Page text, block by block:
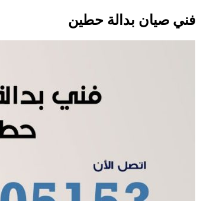
فني صيان بدالة حطين